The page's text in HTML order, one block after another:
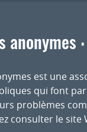
anonymes
est une
qui font
problèmes
consulter le site